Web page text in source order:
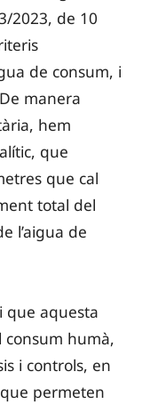
2023, de 10
de consum, i
manera
hem
que
que cal
total del
l’aigua de
que aquesta
humà,
i controls, en
permeten